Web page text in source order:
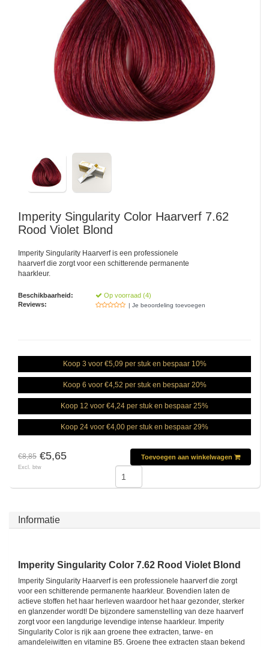
Imperity Singularity Color Haarverf 7.62
Rood Violet Blond
Imperity Singularity Haarverf is een professionele
haarverf die zorgt voor een schitterende permanente
haarkleur.
Beschikbaarheid:
Op voorraad (4)
Reviews:
| Je beoordeling toevoegen
Koop 3 voor €5,09 per stuk en bespaar 10%
Koop 6 voor €4,52 per stuk en bespaar 20%
Koop 12 voor €4,24 per stuk en bespaar 25%
Koop 24 voor €4,00 per stuk en bespaar 29%
€8,85 €5,65
Excl. btw
Toevoegen aan winkelwagen
Informatie
Imperity Singularity Color 7.62 Rood Violet Blond
Imperity Singularity Haarverf is een professionele haarverf die zorgt
voor een schitterende permanente haarkleur. Bovendien laten de
actieve stoffen het haar herleven waardoor het haar gezonder, sterker
en glanzender wordt! De bijzondere samenstelling van deze haarverf
zorgt voor een langdurige levendige intense haarkleur. Imperity
Singularity Color is rijk aan groene thee extracten, tarwe- en
amandeleiwitten en vitamine B5. Groene thee extracten staan bekend